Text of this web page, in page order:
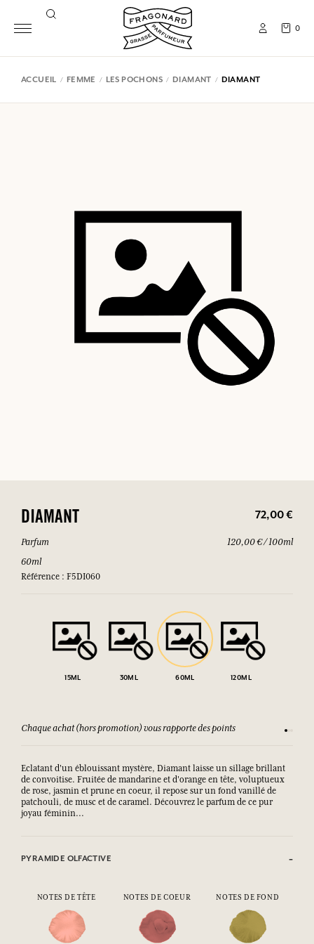
0
ACCUEIL FEMME LES POCHONS DIAMANT DIAMANT
DIAMANT 72,00 €
Parfum
60ml
Référence : F5DI060
120,00 € / 100ml
15ML 30ML 60ML 120ML
Chaque achat (hors promotion) vous rapporte des points
Eclatant d'un éblouissant mystère, Diamant laisse un sillage brillant
de convoitise. Fruitée de mandarine et d'orange en tête, voluptueux
de rose, jasmin et prune en coeur, il repose sur un fond vanillé de
patchouli, de musc et de caramel. Découvrez le parfum de ce pur
joyau féminin...
PYRAMIDE OLFACTIVE
NOTES DE TÊTE NOTES DE COEUR NOTES DE FOND